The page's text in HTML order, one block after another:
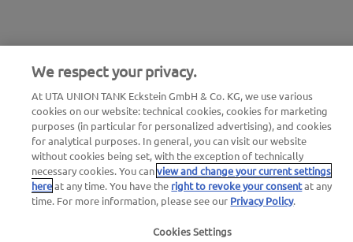
We respect your privacy.
At UTA UNION TANK Eckstein GmbH & Co. KG, we use various
cookies on our website: technical cookies, cookies for marketing
purposes (in particular for personalized advertising), and cookies
for analytical purposes. In general, you can visit our website
without cookies being set, with the exception of technically
necessary cookies. You canview and change your current settings
hereat any time. You have the right to revoke your consentat any
time. For more information, please see our Privacy Policy.
Cookies Settings